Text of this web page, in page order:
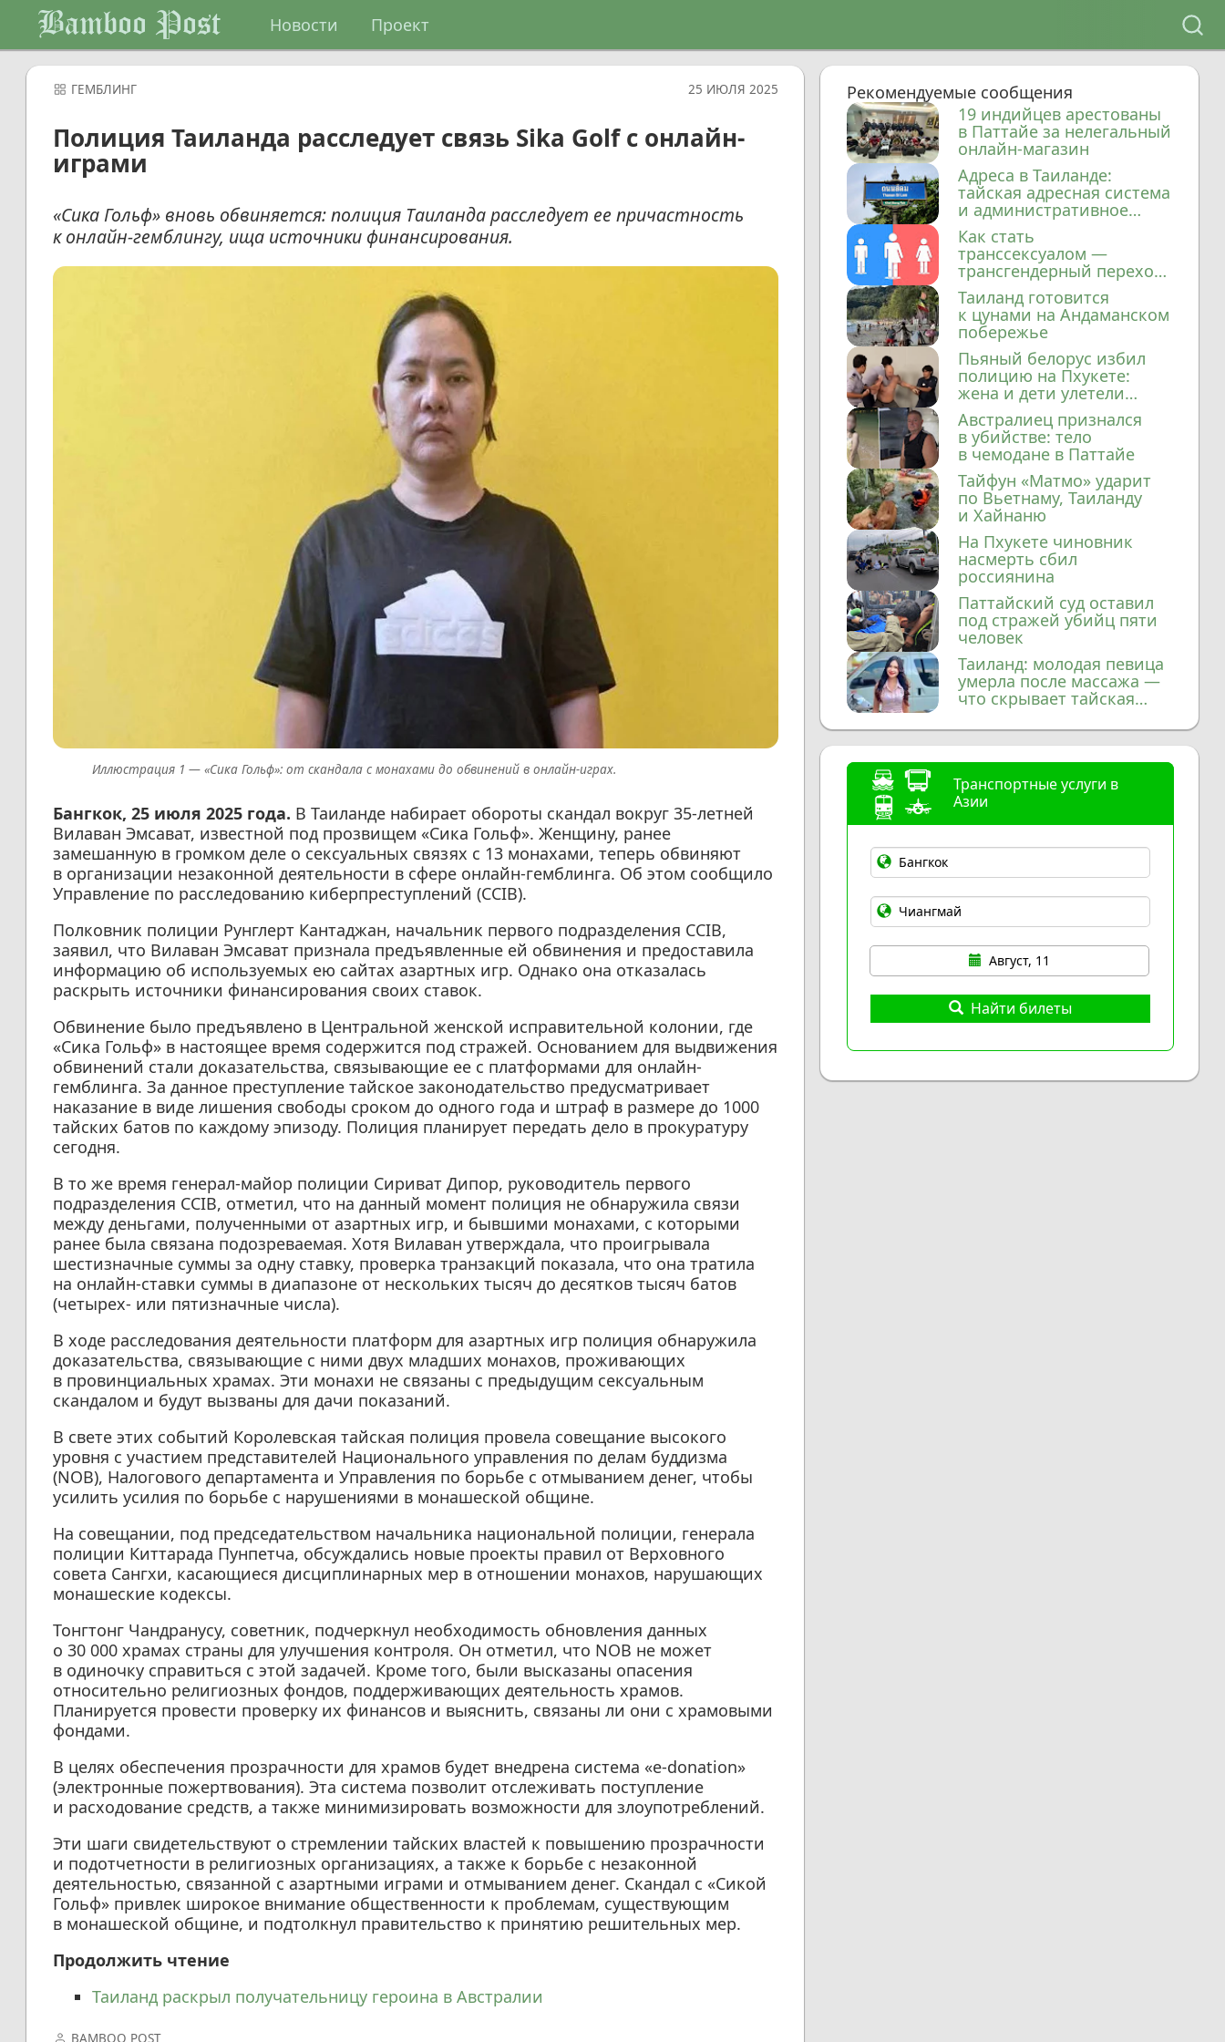
Bamboo Post Новости Проект
ГЕМБЛИНГ 25 ИЮЛЯ 2025
Полиция Таиланда расследует связь Sika Golf с онлайн-
играми
«Сика Гольф» вновь обвиняется: полиция Таиланда расследует ее причастность
к онлайн-гемблингу, ища источники финансирования.
«Сика Гольф»: от скандала с монахами до обвинений в онлайн-играх.
Бангкок, 25 июля 2025 года. В Таиланде набирает обороты скандал вокруг 35-летней
Вилаван Эмсават, известной под прозвищем «Сика Гольф». Женщину, ранее
замешанную в громком деле о сексуальных связях с 13 монахами, теперь обвиняют
в организации незаконной деятельности в сфере онлайн-гемблинга. Об этом сообщило
Управление по расследованию киберпреступлений (CCIB).
Полковник полиции Рунглерт Кантаджан, начальник первого подразделения CCIB,
заявил, что Вилаван Эмсават признала предъявленные ей обвинения и предоставила
информацию об используемых ею сайтах азартных игр. Однако она отказалась
раскрыть источники финансирования своих ставок.
Обвинение было предъявлено в Центральной женской исправительной колонии, где
«Сика Гольф» в настоящее время содержится под стражей. Основанием для выдвижения
обвинений стали доказательства, связывающие ее с платформами для онлайн-
гемблинга. За данное преступление тайское законодательство предусматривает
наказание в виде лишения свободы сроком до одного года и штраф в размере до 1000
тайских батов по каждому эпизоду. Полиция планирует передать дело в прокуратуру
сегодня.
В то же время генерал-майор полиции Сириват Дипор, руководитель первого
подразделения CCIB, отметил, что на данный момент полиция не обнаружила связи
между деньгами, полученными от азартных игр, и бывшими монахами, с которыми
ранее была связана подозреваемая. Хотя Вилаван утверждала, что проигрывала
шестизначные суммы за одну ставку, проверка транзакций показала, что она тратила
на онлайн-ставки суммы в диапазоне от нескольких тысяч до десятков тысяч батов
(четырех- или пятизначные числа).
В ходе расследования деятельности платформ для азартных игр полиция обнаружила
доказательства, связывающие с ними двух младших монахов, проживающих
в провинциальных храмах. Эти монахи не связаны с предыдущим сексуальным
скандалом и будут вызваны для дачи показаний.
В свете этих событий Королевская тайская полиция провела совещание высокого
уровня с участием представителей Национального управления по делам буддизма
(NOB), Налогового департамента и Управления по борьбе с отмыванием денег, чтобы
усилить усилия по борьбе с нарушениями в монашеской общине.
На совещании, под председательством начальника национальной полиции, генерала
полиции Киттарада Пунпетча, обсуждались новые проекты правил от Верховного
совета Сангхи, касающиеся дисциплинарных мер в отношении монахов, нарушающих
монашеские кодексы.
Тонгтонг Чандранусу, советник, подчеркнул необходимость обновления данных
о 30 000 храмах страны для улучшения контроля. Он отметил, что NOB не может
в одиночку справиться с этой задачей. Кроме того, были высказаны опасения
относительно религиозных фондов, поддерживающих деятельность храмов.
Планируется провести проверку их финансов и выяснить, связаны ли они с храмовыми
фондами.
В целях обеспечения прозрачности для храмов будет внедрена система «e-donation»
(электронные пожертвования). Эта система позволит отслеживать поступление
и расходование средств, а также минимизировать возможности для злоупотреблений.
Эти шаги свидетельствуют о стремлении тайских властей к повышению прозрачности
и подотчетности в религиозных организациях, а также к борьбе с незаконной
деятельностью, связанной с азартными играми и отмыванием денег. Скандал с «Сикой
Гольф» привлек широкое внимание общественности к проблемам, существующим
в монашеской общине, и подтолкнул правительство к принятию решительных мер.
Продолжить чтение
Таиланд раскрыл получательницу героина в Австралии
BAMBOO POST
Рекомендуемые сообщения
19 индийцев арестованы
в Паттайе за нелегальный
онлайн-магазин
Адреса в Таиланде:
тайская адресная система
и административное
деление
Как стать
транссексуалом —
трансгендерный переход
в Таиланде
Таиланд готовится
к цунами на Андаманском
побережье
Пьяный белорус избил
полицию на Пхукете:
жена и дети улетели
домой
Австралиец признался
в убийстве: тело
в чемодане в Паттайе
Тайфун «Матмо» ударит
по Вьетнаму, Таиланду
и Хайнаню
На Пхукете чиновник
насмерть сбил
россиянина
Паттайский суд оставил
под стражей убийц пяти
человек
Таиланд: молодая певица
умерла после массажа —
что скрывает тайская
медицина?
Транспортные услуги в
Азии
Август, 11
Найти билеты